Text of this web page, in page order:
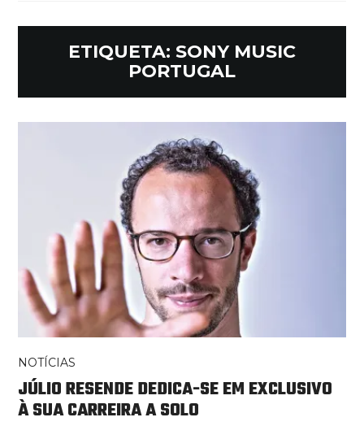
ETIQUETA: SONY MUSIC
PORTUGAL
NOTÍCIAS
JÚLIO RESENDE DEDICA-SE EM EXCLUSIVO
À SUA CARREIRA A SOLO